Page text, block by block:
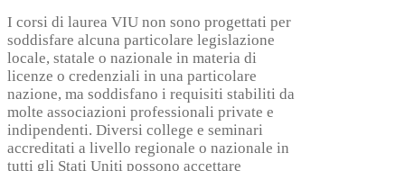
I corsi di laurea VIU non sono progettati per
soddisfare alcuna particolare legislazione
locale, statale o nazionale in materia di
licenze o credenziali in una particolare
nazione, ma soddisfano i requisiti stabiliti da
molte associazioni professionali private e
indipendenti. Diversi college e seminari
accreditati a livello regionale o nazionale in
tutti gli Stati Uniti possono accettare